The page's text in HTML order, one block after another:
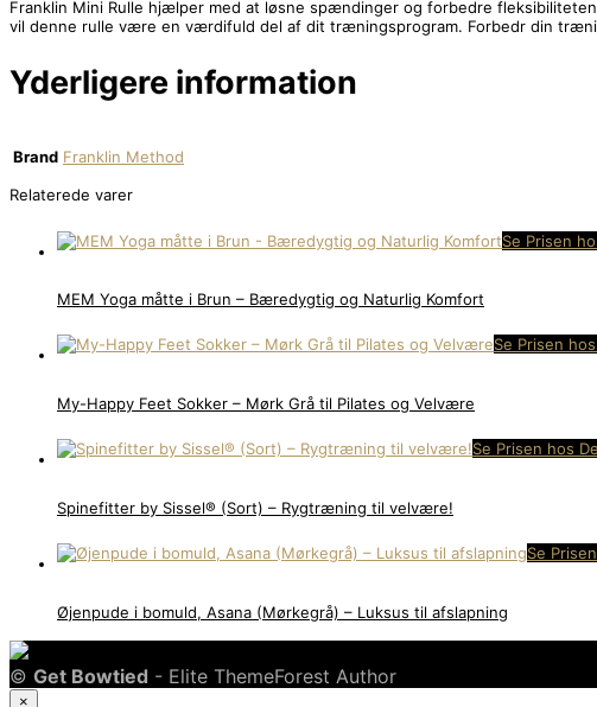
Franklin Mini Rulle hjælper med at løsne spændinger og forbedre
vil denne rulle være en værdifuld del af dit træningsprogram. Forbedr din
Yderligere information
Brand Franklin Method
Relaterede varer
Se Prisen
MEM Yoga måtte i Brun – Bæredygtig og Naturlig Komfort
Se Prisen
My-Happy Feet Sokker – Mørk Grå til Pilates og Velvære
Se Prisen hos
Spinefitter by Sissel® (Sort) – Rygtræning til velvære!
Se
Øjenpude i bomuld, Asana (Mørkegrå) – Luksus til afslapning
© Get Bowtied - Elite ThemeForest Author
×